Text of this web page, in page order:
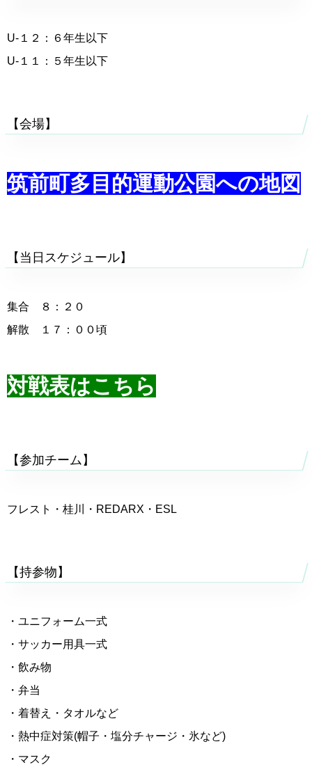
U-１２：６年生以下
U-１１：５年生以下
【会場】
筑前町多目的運動公園への地図
【当日スケジュール】
集合 ８：２０
解散 １７：００頃
対戦表はこちら
【参加チーム】
フレスト・桂川・REDARX・ESL
【持参物】
・ユニフォーム一式
・サッカー用具一式
・飲み物
・弁当
・着替え・タオルなど
・熱中症対策(帽子・塩分チャージ・氷など)
・マスク